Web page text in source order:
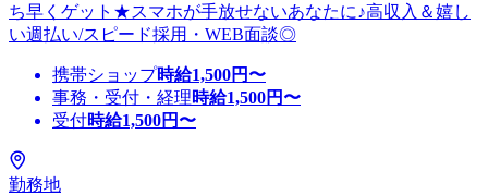
ち早くゲット★スマホが手放せないあなたに♪高収入＆嬉し
い週払い/スピード採用・WEB面談◎
携帯ショップ時給1,500円〜
事務・受付・経理時給1,500円〜
受付時給1,500円〜
勤務地